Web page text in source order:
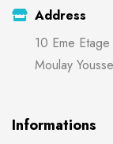
Address
10 Eme
Moulay
Informations